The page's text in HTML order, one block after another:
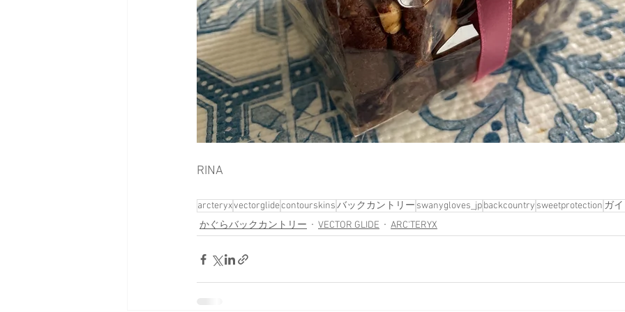
RINA
arcteryxvectorglidecontourskinsバックカントリー swanygloves_jpbackcountry sweetprotection ガ
かぐらバックカントリー
VECTOR GLIDE ARC'TERYX